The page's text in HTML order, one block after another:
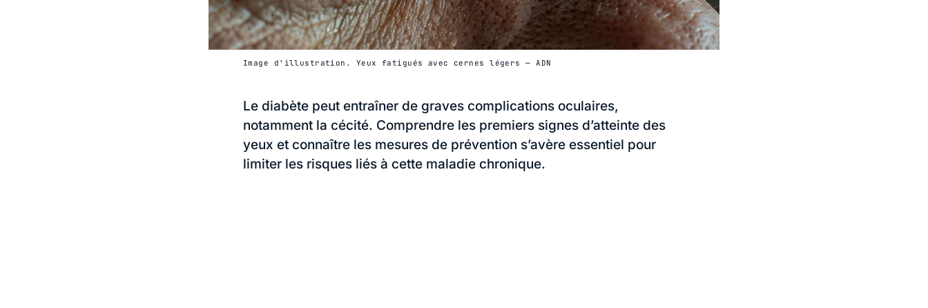
Image d'illustration. Yeux fatigués avec cernes légers — ADN
Le diabète peut entraîner de graves complications oculaires,
notamment la cécité. Comprendre les premiers signes d’atteinte des
yeux et connaître les mesures de prévention s’avère essentiel pour
limiter les risques liés à cette maladie chronique.